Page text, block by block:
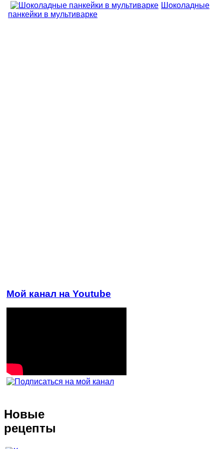
Шоколадные
панкейки в мультиварке
Мой канал на Youtube
Новые
рецепты